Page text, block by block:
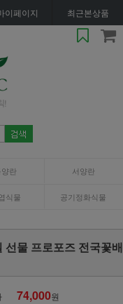
이페이지 최근본상품
양란 서양란
식물 공기정화식물
선물 프로포즈 전국꽃배
74,000원